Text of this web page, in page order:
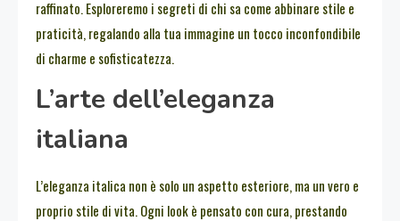
raffinato. Esploreremo i segreti di chi sa come abbinare stile e
praticità, regalando alla tua immagine un tocco inconfondibile
di charme e sofisticatezza.
L’arte dell’eleganza
italiana
L’eleganza italica non è solo un aspetto esteriore, ma un vero e
proprio stile di vita. Ogni look è pensato con cura, prestando